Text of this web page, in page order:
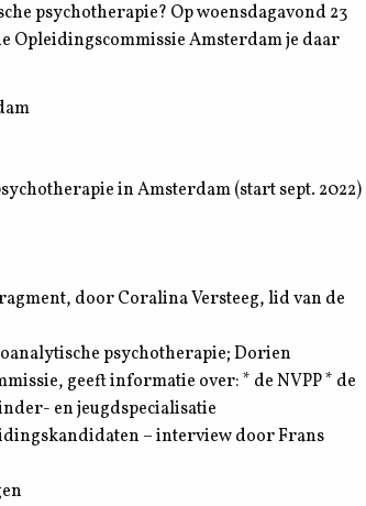
psychotherapie? Op woensdagavond 23
Opleidingscommissie Amsterdam je daar
in Amsterdam (start sept. 2022)
door Coralina Versteeg, lid van de
psychotherapie; Dorien
geeft informatie over: * de NVPP * de
en jeugdspecialisatie
– interview door Frans